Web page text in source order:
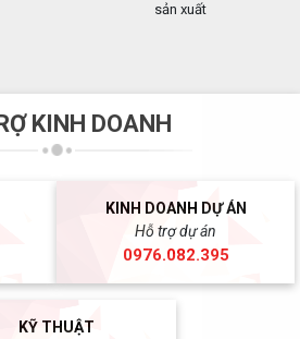
sản xuất
KINH DOANH
KINH DOANH DỰ ÁN
Hỗ trợ dự án
0976.082.395
KỸ THUẬT